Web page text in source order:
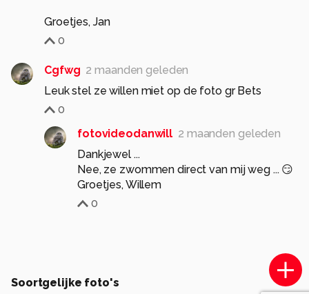
Groetjes, Jan
0
Cgfwg 2 maanden geleden
Leuk stel ze willen miet op de foto gr Bets
0
fotovideodanwill 2 maanden geleden
Dankjewel ...
Nee, ze zwommen direct van mij weg ... 😏
Groetjes, Willem
0
Soortgelijke foto's